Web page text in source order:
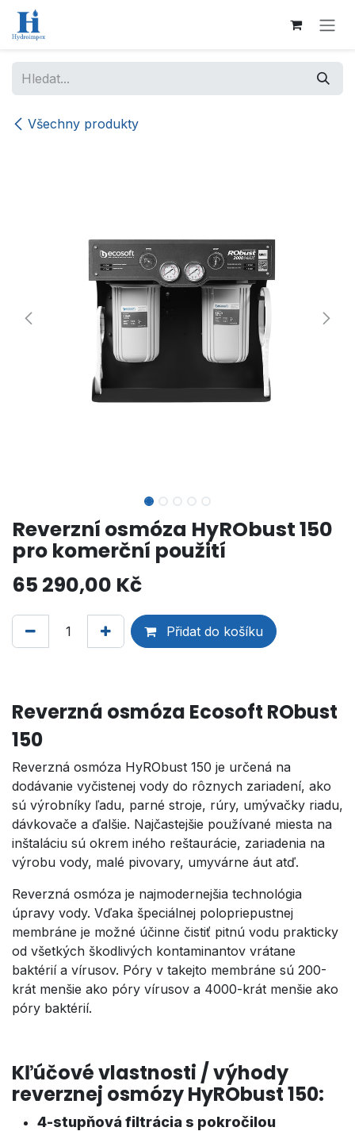
Přejít na obsah
Všechny produkty
Reverzní osmóza HyRObust 150
pro komerční použití
65 290,00 Kč
Přidat do košíku
Reverzná osmóza Ecosoft RObust
150
Reverzná osmóza HyRObust 150 je určená na
dodávanie vyčistenej vody do rôznych zariadení, ako
sú výrobníky ľadu, parné stroje, rúry, umývačky riadu,
dávkovače a ďalšie. Najčastejšie používané miesta na
inštaláciu sú okrem iného reštaurácie, zariadenia na
výrobu vody, malé pivovary, umyvárne áut atď.
Reverzná osmóza je najmodernejšia technológia
úpravy vody. Vďaka špeciálnej polopriepustnej
membráne je možné účinne čistiť pitnú vodu prakticky
od všetkých škodlivých kontaminantov vrátane
baktérií a vírusov. Póry v takejto membráne sú 200-
krát menšie ako póry vírusov a 4000-krát menšie ako
póry baktérií.
Kľúčové vlastnosti / výhody
reverznej osmózy HyRObust 150:
4-stupňová filtrácia s pokročilou